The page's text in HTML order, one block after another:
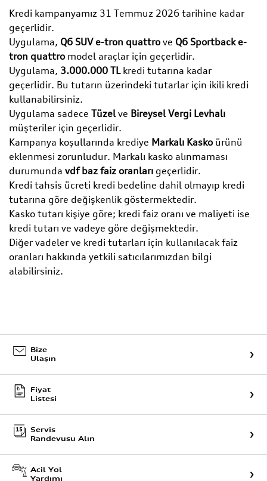
Kredi kampanyamız 31 Temmuz 2026 tarihine kadar
geçerlidir.
Uygulama, Q6 SUV e-tron quattro ve Q6 Sportback e-
tron quattro model araçlar için geçerlidir.
Uygulama, 3.000.000 TLkredi tutarına kadar
geçerlidir. Bu tutarın üzerindeki tutarlar için ikili kredi
kullanabilirsiniz.
Uygulama sadece Tüzelve Bireysel Vergi Levhalı
müşteriler için geçerlidir.
Kampanya koşullarında krediye Markalı Kasko ürünü
eklenmesi zorunludur. Markalı kasko alınmaması
durumunda vdf baz faiz oranları geçerlidir.
Kredi tahsis ücreti kredi bedeline dahil olmayıp kredi
tutarına göre değişkenlik göstermektedir.
Kasko tutarı kişiye göre; kredi faiz oranı ve maliyeti ise
kredi tutarı ve vadeye göre değişmektedir.
Diğer vadeler ve kredi tutarları için kullanılacak faiz
oranları hakkında yetkili satıcılarımızdan bilgi
alabilirsiniz.
Bize
Ulaşın
Fiyat
Listesi
Servis
Randevusu Alın
Acil Yol
Yardımı